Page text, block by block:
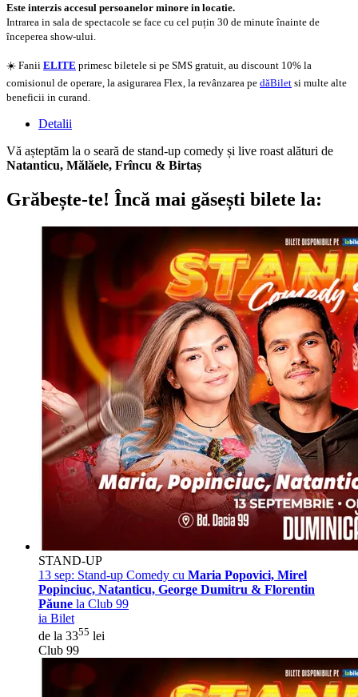
Este interzis accesul persoanelor minore in locatie.
Intrarea in sala de spectacole se face cu cel puțin 30 de minute înainte de
începerea show-ului.
☀️ Fanii ELITE primesc biletele si pe SMS gratuit, au discount 10% la
comisionul de operare, la asigurarea Flex, la revânzarea pe dăBilet si multe alte
beneficii in curand.
Detalii
Vă așteptăm la o seară de stand-up comedy și live roast alături de
Natanticu, Mălăele, Frîncu & Birtaș
Grăbește-te! Încă mai găsești bilete la:
STAND-UP
13 sep: Stand-up Comedy cu Maria Popovici, Mirel
Popinciuc, Natanticu, George Dumitru & Florentin
Păune la Club 99
ia Bilet
de la 3355 lei
Club 99